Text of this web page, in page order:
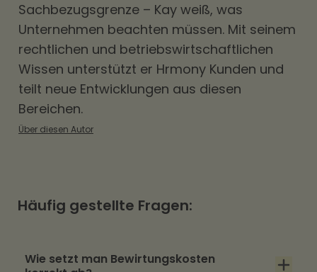
Sachbezugsgrenze – Kay weiß, was
Unternehmen beachten müssen. Mit seinem
rechtlichen und betriebswirtschaftlichen
Wissen unterstützt er Hrmony Kunden und
teilt neue Entwicklungen aus diesen
Bereichen.
Über diesen Autor
Häufig gestellte Fragen:
Wie setzt man Bewirtungskosten